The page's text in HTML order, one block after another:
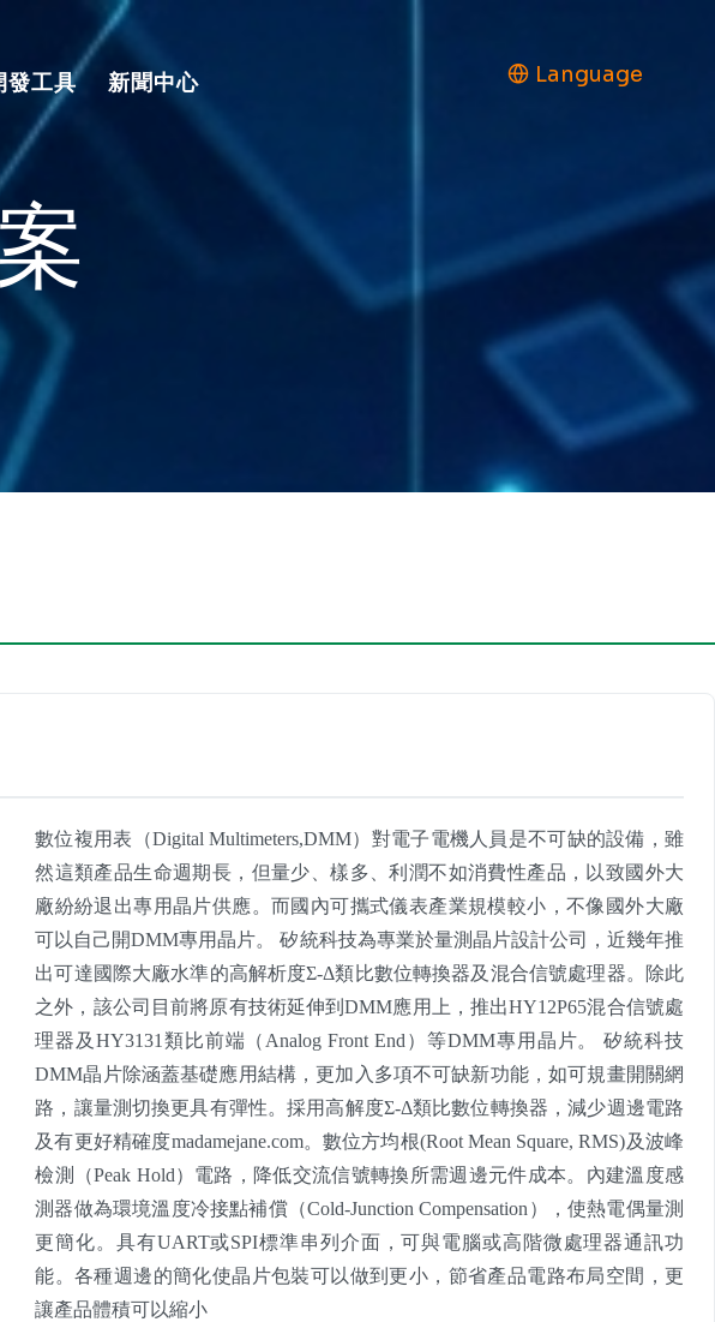
發工具 新聞中心 Language
數位複用表（Digital Multimeters,DMM）對電子電機人員是不可缺的設備，雖
然這類產品生命週期長，但量少、樣多、利潤不如消費性產品，以致國外大
廠紛紛退出專用晶片供應。而國內可攜式儀表產業規模較小，不像國外大廠
可以自己開DMM專用晶片。 矽統科技為專業於量測晶片設計公司，近幾年推
出可達國際大廠水準的高解析度Σ-Δ類比數位轉換器及混合信號處理器。除此
之外，該公司目前將原有技術延伸到DMM應用上，推出HY12P65混合信號處
理器及HY3131類比前端（Analog Front End）等DMM專用晶片。 矽統科技
DMM晶片除涵蓋基礎應用結構，更加入多項不可缺新功能，如可規畫開關網
路，讓量測切換更具有彈性。採用高解度Σ-Δ類比數位轉換器，減少週邊電路
及有更好精確度madamejane.com。數位方均根(Root Mean Square, RMS)及波峰
檢測（Peak Hold）電路，降低交流信號轉換所需週邊元件成本。內建溫度感
測器做為環境溫度冷接點補償（Cold-Junction Compensation），使熱電偶量測
更簡化。具有UART或SPI標準串列介面，可與電腦或高階微處理器通訊功
能。各種週邊的簡化使晶片包裝可以做到更小，節省產品電路布局空間，更
讓產品體積可以縮小